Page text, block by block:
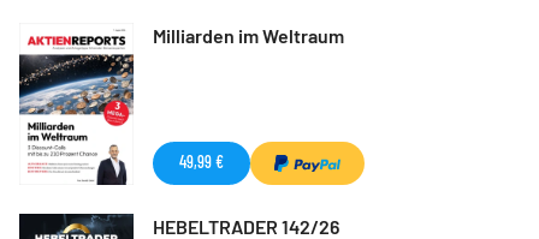
Milliarden im Weltraum
49,99 €
HEBELTRADER 142/26